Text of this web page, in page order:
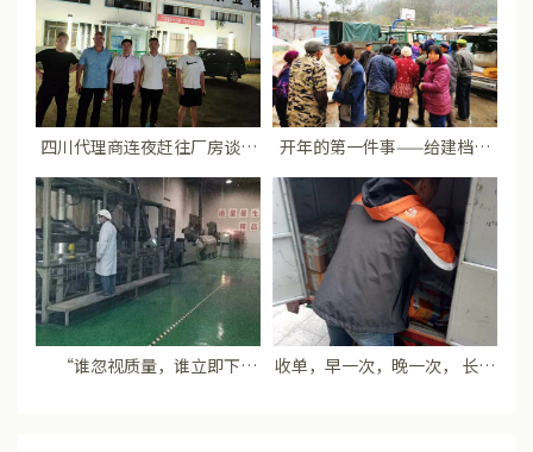
四川代理商连夜赶往厂房谈合
作
开年的第一件事——给建档立
“谁忽视质量，谁立即下
岗！” 决不做唯利是图的无良
收单，早一次，晚一次， 长期
以来都这么勤快